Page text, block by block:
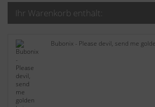
Ihr Warenkorb enthält:
Bubonix - Please devil, send me